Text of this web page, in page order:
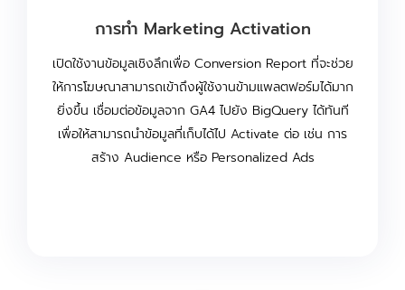
การทำ Marketing Activation
เปิดใช้งานข้อมูลเชิงลึกเพื่อ Conversion Report ที่จะช่วย
ให้การโฆษณาสามารถเข้าถึงผู้ใช้งานข้ามแพลตฟอร์มได้มาก
ยิ่งขึ้น เชื่อมต่อข้อมูลจาก GA4 ไปยัง BigQuery ได้ทันที
เพื่อให้สามารถนำข้อมูลที่เก็บได้ไป Activate ต่อ เช่น การ
สร้าง Audience หรือ Personalized Ads